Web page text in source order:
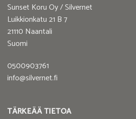
Sunset Koru Oy / Silvernet
Luikkionkatu 21 B 7
21110 Naantali
Suomi
0500903761
info@silvernet.fi
TÄRKEÄÄ TIETOA